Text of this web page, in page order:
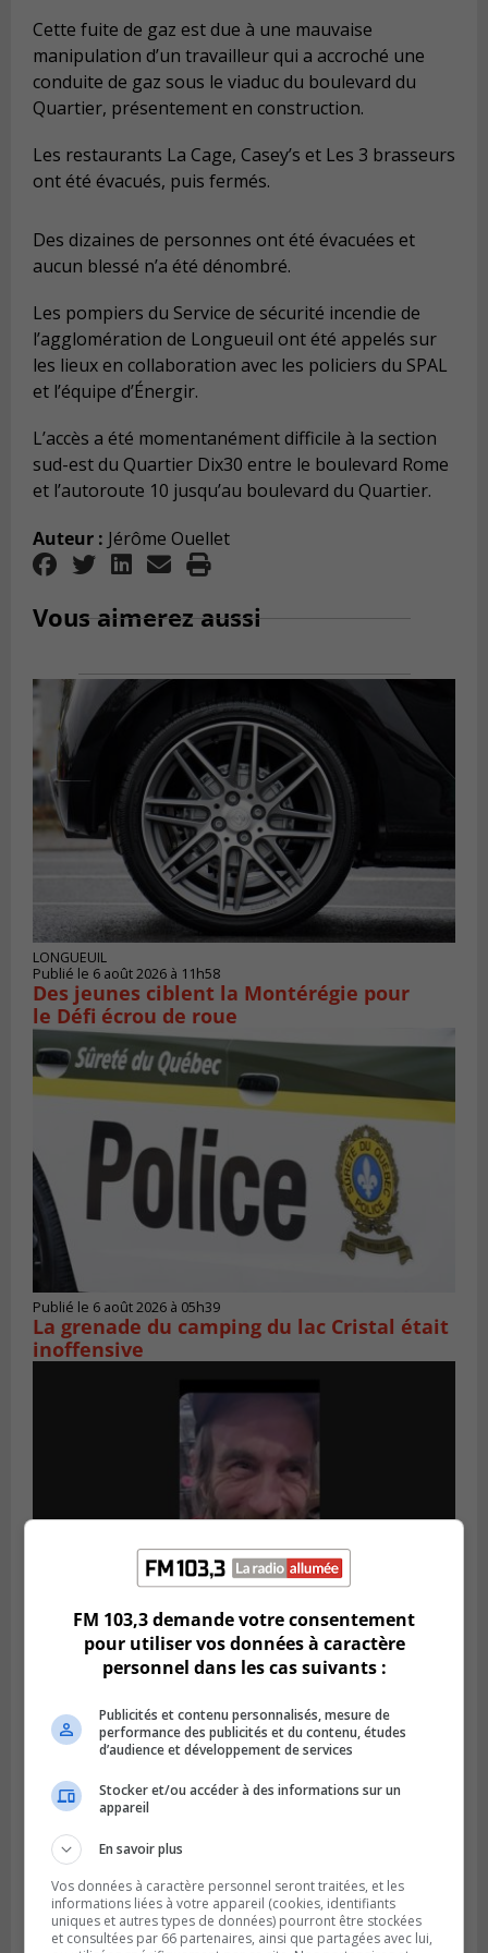
Cette fuite de gaz est due à une mauvaise
manipulation d’un travailleur qui a accroché une
conduite de gaz sous le viaduc du boulevard du
Quartier, présentement en construction.
Les restaurants La Cage, Casey’s et Les 3 brasseurs
ont été évacués, puis fermés.
Des dizaines de personnes ont été évacuées et
aucun blessé n’a été dénombré.
Les pompiers du Service de sécurité incendie de
l’agglomération de Longueuil ont été appelés sur
les lieux en collaboration avec les policiers du SPAL
et l’équipe d’Énergir.
L’accès a été momentanément difficile à la section
sud-est du Quartier Dix30 entre le boulevard Rome
et l’autoroute 10 jusqu’au boulevard du Quartier.
Auteur : Jérôme Ouellet
Vous aimerez aussi
LONGUEUIL
Publié le 6 août 2026 à 11h58
Des jeunes ciblent la Montérégie pour
le Défi écrou de roue
Publié le 6 août 2026 à 05h39
La grenade du camping du lac Cristal était
inoffensive
Publié le 5 août 2026 à 09h42
La SQ lance un appel à la population pour
retrouver un homme disparu
FM 103,3 demande votre consentement
pour utiliser vos données à caractère
personnel dans les cas suivants :
Publicités et contenu personnalisés, mesure de
performance des publicités et du contenu, études
d’audience et développement de services
Stocker et/ou accéder à des informations sur un
appareil
En savoir plus
Vos données à caractère personnel seront traitées, et les
informations liées à votre appareil (cookies, identifiants
uniques et autres types de données) pourront être stockées
et consultées par 66 partenaires, ainsi que partagées avec lui,